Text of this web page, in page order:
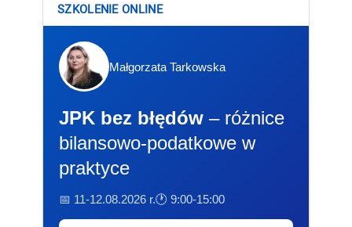
SZKOLENIE ONLINE
Małgorzata Tarkowska
JPK bez błędów – różnice
bilansowo-podatkowe w
praktyce
📅 11-12.08.2026 r.🕐 9:00-15:00